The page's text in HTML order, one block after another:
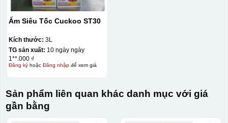
Ấm Siêu Tốc Cuckoo ST30
Kích thước: 3L
TG sản xuất: 10 ngày ngày
1**.000 ₫
Đăng kýhoặc Đăng nhậpđể xem giá
Sản phẩm liên quan khác danh mục với giá
gần bằng